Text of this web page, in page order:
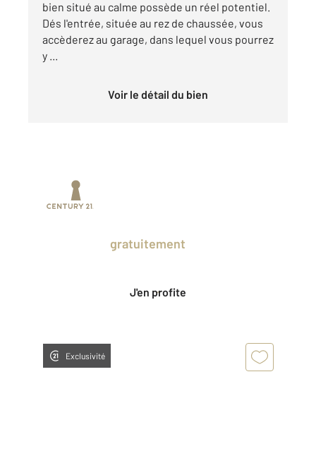
bien situé au calme possède un réel potentiel.
Dés l'entrée, située au rez de chaussée, vous
accèderez au garage, dans lequel vous pourrez
y ...
Voir le détail du bien
gratuitement
J'en profite
Exclusivité